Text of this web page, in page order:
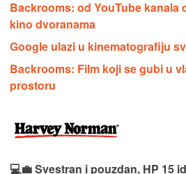
Backrooms: od YouTube kanala
kino dvoranama
Google ulazi u kinematografiju
Backrooms: Film koji se gubi u
prostoru
💻💼 Svestran i pouzdan, HP 15